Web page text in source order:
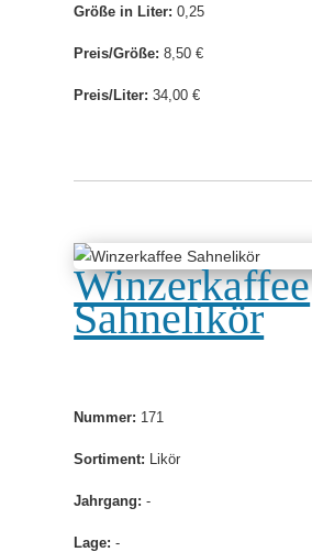
Größe in Liter: 0,25
Preis/Größe: 8,50 €
Preis/Liter: 34,00 €
Winzerkaffee
Sahnelikör
Nummer: 171
Sortiment: Likör
Jahrgang: -
Lage: -